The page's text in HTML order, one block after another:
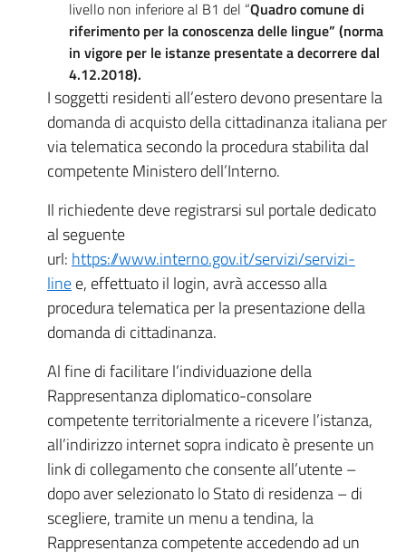
livello non inferiore al B1 del “Quadro comune di
riferimento per la conoscenza delle lingue” (norma
in vigore per le istanze presentate a decorrere dal
4.12.2018).
I soggetti residenti all’estero devono presentare la
domanda di acquisto della cittadinanza italiana per
via telematica secondo la procedura stabilita dal
competente Ministero dell’Interno.
Il richiedente deve registrarsi sul portale dedicato
al seguente
url: https://www.interno.gov.it/servizi/servizi-
linee, effettuato il login, avrà accesso alla
procedura telematica per la presentazione della
domanda di cittadinanza.
Al fine di facilitare l’individuazione della
Rappresentanza diplomatico-consolare
competente territorialmente a ricevere l’istanza,
all’indirizzo internet sopra indicato è presente un
link di collegamento che consente all’utente –
dopo aver selezionato lo Stato di residenza – di
scegliere, tramite un menu a tendina, la
Rappresentanza competente accedendo ad un